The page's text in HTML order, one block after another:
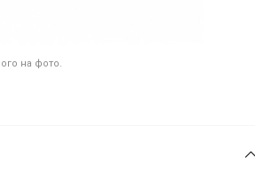
на фото.